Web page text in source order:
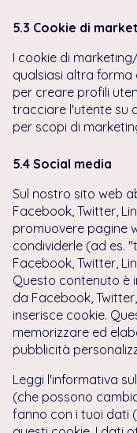
5.3 Cookie di
I cookie di
qualsiasi altra forma
per creare profili
tracciare l'utente su
per scopi di
5.4 Social media
Sul nostro sito web
Facebook, Twitter,
promuovere pagine
condividerle (ad es.
Facebook, Twitter,
Questo contenuto è
da Facebook,
inserisce cookie.
memorizzare ed
pubblicità
Leggi l'informativa
(che possono
fanno con i tuoi dati